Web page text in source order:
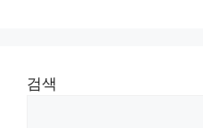
검색